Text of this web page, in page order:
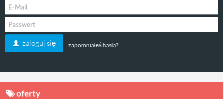
zaloguj się zapomniałeś hasła?
oferty